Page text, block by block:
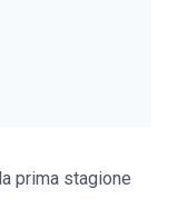
prima stagione